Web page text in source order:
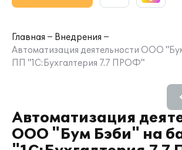
Главная
Внедрения
Автоматизация деятельности ООО
ПП "1С:Бухгалтерия 7.7 ПРОФ"
Автоматизация
ООО "Бум Бэби" на